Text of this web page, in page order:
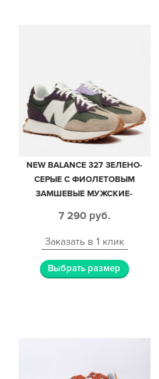
NEW BALANCE 327 ЗЕЛЕНО-
СЕРЫЕ С ФИОЛЕТОВЫМ
ЗАМШЕВЫЕ МУЖСКИЕ-
7 290 руб.
Заказать в 1 клик
Выбрать размер